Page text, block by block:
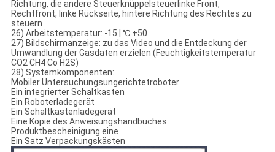
Richtung, die andere Steuerknüppelsteuerlinke Front,
Rechtfront, linke Rückseite, hintere Richtung des Rechtes zu
steuern
26) Arbeitstemperatur: -15 | ℃ +50
27) Bildschirmanzeige: zu das Video und die Entdeckung der
Umwandlung der Gasdaten erzielen (Feuchtigkeitstemperatur
CO2 CH4 Co H2S)
28) Systemkomponenten:
Mobiler Untersuchungsungerichtetroboter
Ein integrierter Schaltkasten
Ein Roboterladegerät
Ein Schaltkastenladegerät
Eine Kopie des Anweisungshandbuches
Produktbescheinigung eine
Ein Satz Verpackungskästen